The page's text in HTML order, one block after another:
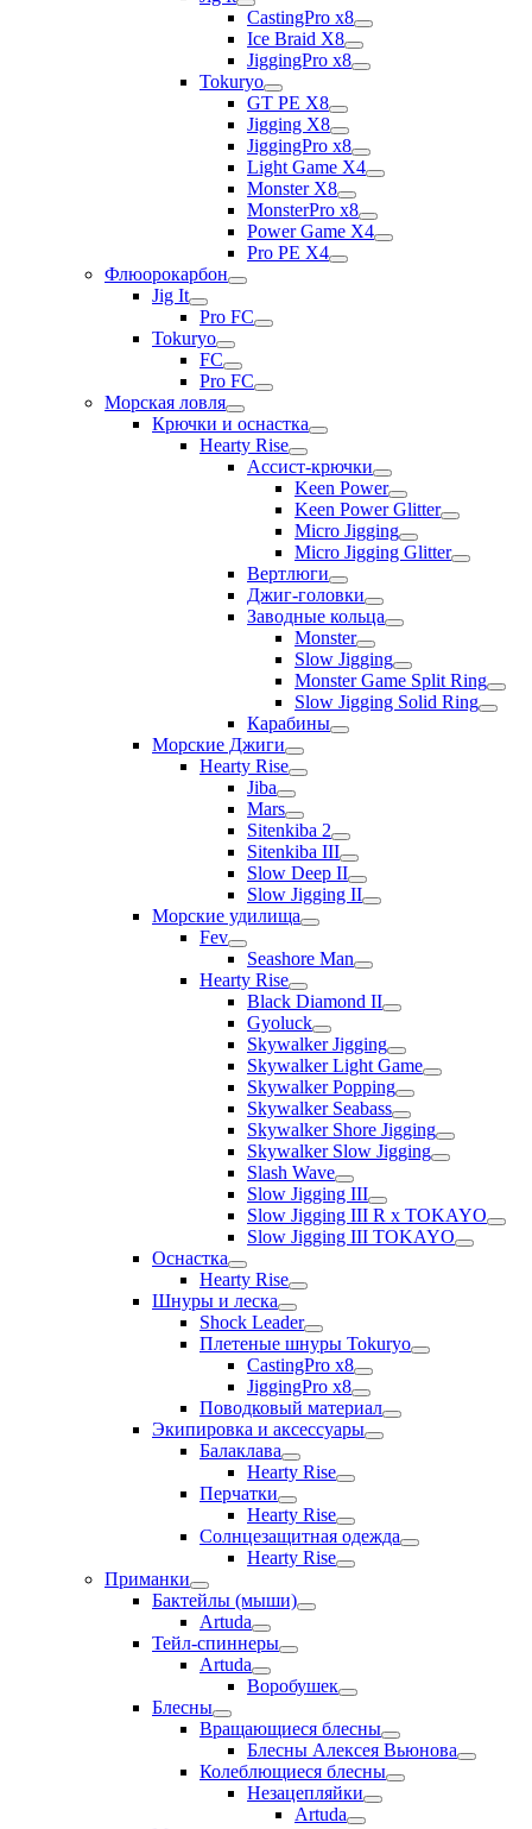
CastingPro x8
Ice Braid X8
JiggingPro x8
Tokuryo
GT PE X8
Jigging X8
JiggingPro x8
Light Game X4
Monster X8
MonsterPro x8
Power Game X4
Pro PE X4
Флюорокарбон
Jig It
Pro FC
Tokuryo
FC
Pro FC
Морская ловля
Крючки и оснастка
Hearty Rise
Ассист-крючки
Keen Power
Keen Power Glitter
Micro Jigging
Micro Jigging Glitter
Вертлюги
Джиг-головки
Заводные кольца
Monster
Slow Jigging
Monster Game Split Ring
Slow Jigging Solid Ring
Карабины
Морские Джиги
Hearty Rise
Jiba
Mars
Sitenkiba 2
Sitenkiba III
Slow Deep II
Slow Jigging II
Морские удилища
Fev
Seashore Man
Hearty Rise
Black Diamond II
Gyoluck
Skywalker Jigging
Skywalker Light Game
Skywalker Popping
Skywalker Seabass
Skywalker Shore Jigging
Skywalker Slow Jigging
Slash Wave
Slow Jigging III
Slow Jigging III R x TOKAYO
Slow Jigging III TOKAYO
Оснастка
Hearty Rise
Шнуры и леска
Shock Leader
Плетеные шнуры Tokuryo
CastingPro x8
JiggingPro x8
Поводковый материал
Экипировка и аксессуары
Балаклава
Hearty Rise
Перчатки
Hearty Rise
Солнцезащитная одежда
Hearty Rise
Приманки
Бактейлы (мыши)
Artuda
Тейл-спиннеры
Artuda
Воробушек
Блесны
Вращающиеся блесны
Блесны Алексея Вьюнова
Колеблющиеся блесны
Незацепляйки
Artuda